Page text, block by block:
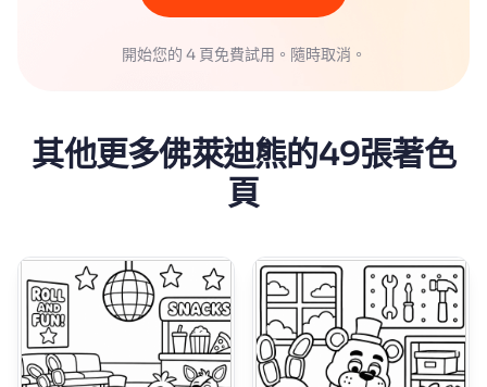
開始您的 4 頁免費試用。隨時取消。
其他更多佛萊迪熊的49張著色
頁